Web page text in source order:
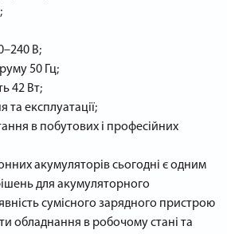
В;
50 Гц;
42 Вт;
та експлуатації;
в побутових і професійних
акумуляторів сьогодні є одним
для акумуляторного
сумісного зарядного пристрою
обладнання в робочому стані та